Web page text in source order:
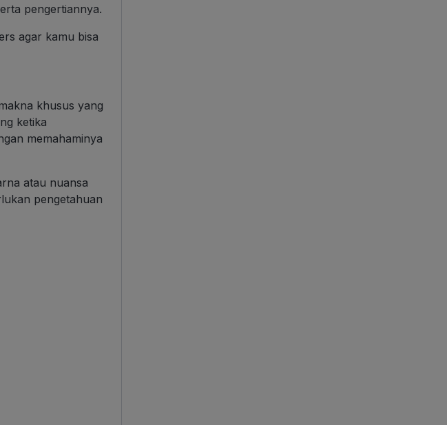
pengertiannya.
agar kamu bisa
khusus yang
ketika
memahaminya
atau nuansa
pengetahuan